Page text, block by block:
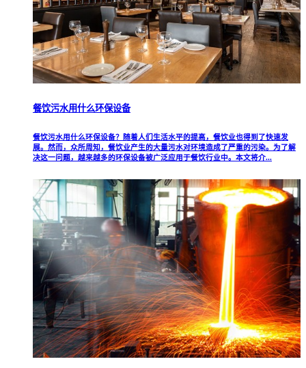
餐饮污水用什么环保设备
餐饮污水用什么环保设备？随着人们生活水平的提高，餐饮业也得到了快速发
展。然而，众所周知，餐饮业产生的大量污水对环境造成了严重的污染。为了解
决这一问题，越来越多的环保设备被广泛应用于餐饮行业中。本文将介...